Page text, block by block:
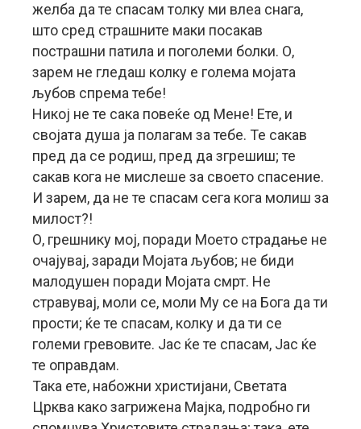
желба да те спасам толку ми влеа снага,
што сред страшните маки посакав
пострашни патила и поголеми болки. О,
зарем не гледаш колку е голема мојата
љубов спрема тебе!
Никој не те сака повеќе од Мене! Ете, и
својата душа ја полагам за тебе. Те сакав
пред да се родиш, пред да згрешиш; те
сакав кога не мислеше за своето спасение.
И зарем, да не те спасам сега кога молиш за
милост?!
О, грешнику мој, поради Моето страдање не
очајувај, заради Мојата љубов; не биди
малодушен поради Мојата смрт. Не
стравувај, моли се, моли Му се на Бога да ти
прости; ќе те спасам, колку и да ти се
големи гревовите. Јас ќе те спасам, Јас ќе
те оправдам.
Така ете, набожни христијани, Светата
Црква како загрижена Мајка, подробно ги